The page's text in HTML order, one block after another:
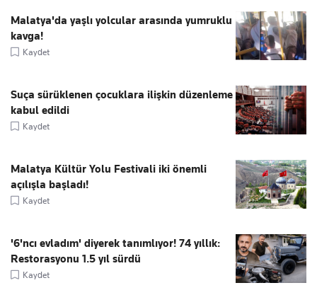
Malatya'da yaşlı yolcular arasında yumruklu
kavga!
Kaydet
Suça sürüklenen çocuklara ilişkin düzenleme
kabul edildi
Kaydet
Malatya Kültür Yolu Festivali iki önemli
açılışla başladı!
Kaydet
'6'ncı evladım' diyerek tanımlıyor! 74 yıllık:
Restorasyonu 1.5 yıl sürdü
Kaydet